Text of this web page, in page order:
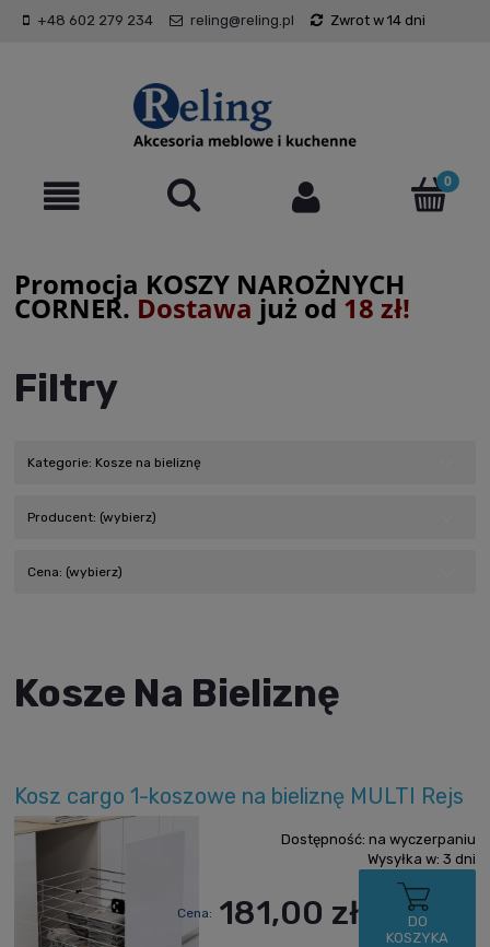
+48 602 279 234 reling@reling.pl Zwrot w 14 dni
Promocja KOSZY NAROŻNYCH
CORNER. Dostawa już od 18 zł!
Filtry
Kategorie: Kosze na bieliznę
Producent: (wybierz)
Cena: (wybierz)
Kosze Na Bieliznę
Kosz cargo 1-koszowe na bieliznę MULTI Rejs
Dostępność: na wyczerpaniu
Wysyłka w: 3 dni
Cena: 181,00 zł
DO
KOSZYKA